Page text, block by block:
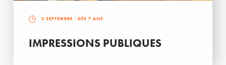
2 SEPTEMBRE - DÈS 7 ANS
IMPRESSIONS PUBLIQUES